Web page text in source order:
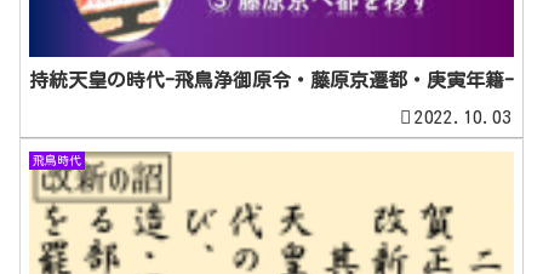
持統天皇の時代-飛鳥浄御原令・藤原京遷都・庚寅年籍-
2022.10.03
飛鳥時代